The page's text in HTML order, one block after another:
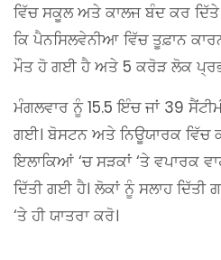
ਵਿੱਚ ਸਕੂਲ ਅਤੇ ਕਾਲਜ ਬੰਦ ਕਰ
ਕਿ ਪੈਨਸਿਲਵੇਨੀਆ ਵਿੱਚ ਤੂਫ਼ਾਨ
ਮੌਤ ਹੋ ਗਈ ਹੈ ਅਤੇ 5 ਕਰੋੜ ਲੋਕ
ਮੰਗਲਵਾਰ ਨੂੰ 15.5 ਇੰਚ ਜਾਂ 39
ਗਈ। ਬੋਸਟਨ ਅਤੇ ਨਿਊਯਾਰਕ ਵਿੱਚ
ਇਲਾਕਿਆਂ ‘ਚ ਸੜਕਾਂ ‘ਤੇ ਵਪਾਰਕ
ਦਿੱਤੀ ਗਈ ਹੈ। ਲੋਕਾਂ ਨੂੰ ਸਲਾਹ
‘ਤੇ ਹੀ ਯਾਤਰਾ ਕਰੋ।